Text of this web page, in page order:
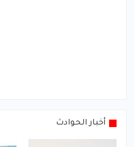
أخبار الحوادث